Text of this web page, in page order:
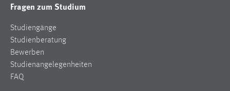
Fragen zum Studium
Studiengänge
Studienberatung
Bewerben
Studienangelegenheiten
FAQ
3 Monate
Facebook Pixel